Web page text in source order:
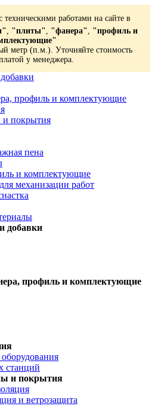
техническими работами на сайте в
, "плиты", "фанера", "профиль и
метр (п.м.). Уточняйте стоимость
у менеджера.
профиль и комплектующие
и покрытия
пена
и комплектующие
механизации работ
добавки
профиль и комплектующие
станций
и покрытия
и ветрозащита